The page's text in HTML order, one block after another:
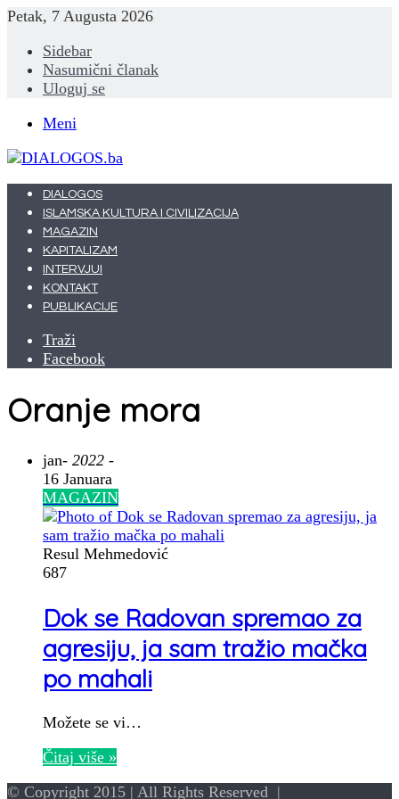
Petak, 7 Augusta 2026
Sidebar
Nasumični članak
Uloguj se
Meni
DIALOGOS
ISLAMSKA KULTURA I CIVILIZACIJA
MAGAZIN
KAPITALIZAM
INTERVJUI
KONTAKT
PUBLIKACIJE
Traži
Facebook
Oranje mora
jan- 2022 -
16 Januara
MAGAZIN
Resul Mehmedović
687
Dok se Radovan spremao za
agresiju, ja sam tražio mačka
po mahali
Možete se vi…
Čitaj više »
© Copyright 2015 | All Rights Reserved |